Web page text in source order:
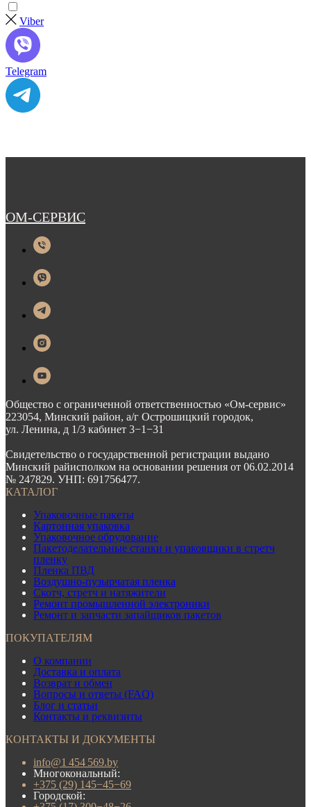
Viber
Telegram
ОМ-СЕРВИС
Общество с ограниченной ответственностью «Ом-сервис»
223054, Минский район, а/г Острошицкий городок,
ул. Ленина, д 1/3 кабинет 3−1−31
Свидетельство о государственной регистрации выдано
Минский райисполком на основании решения от 06.02.2014
№ 247829. УНП: 691756477.
КАТАЛОГ
Упаковочные пакеты
Картонная упаковка
Упаковочное обрудование
Пакетоделательные станки и упаковщики в стретч
пленку
Пленка ПВД
Воздушно-пузырчатая пленка
Скотч, стретч и натяжители
Ремонт промышленной электроники
Ремонт и запчасти запайщиков пакетов
ПОКУПАТЕЛЯМ
О компании
Доставка и оплата
Возврат и обмен
Вопросы и ответы (FAQ)
Блог и статьи
Контакты и реквизиты
КОНТАКТЫ И ДОКУМЕНТЫ
info@1 454 569.by
Многокональный:
+375 (29) 145−45−69
Городской: